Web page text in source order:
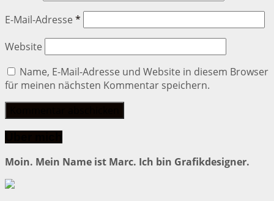
E-Mail-Adresse *
Website
Name, E-Mail-Adresse und Website in diesem Browser
für meinen nächsten Kommentar speichern.
Moin. Mein Name ist Marc. Ich bin Grafikdesigner.